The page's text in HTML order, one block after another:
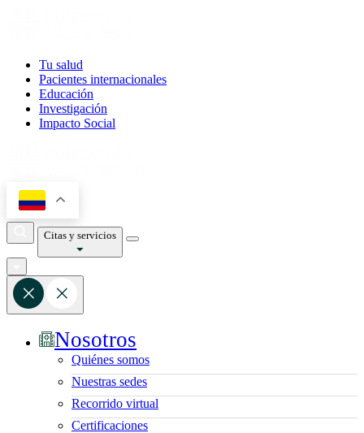
Tu salud
Pacientes internacionales
Educación
Investigación
Impacto Social
Citas y servicios
Nosotros
Quiénes somos
Nuestras sedes
Recorrido virtual
Certificaciones